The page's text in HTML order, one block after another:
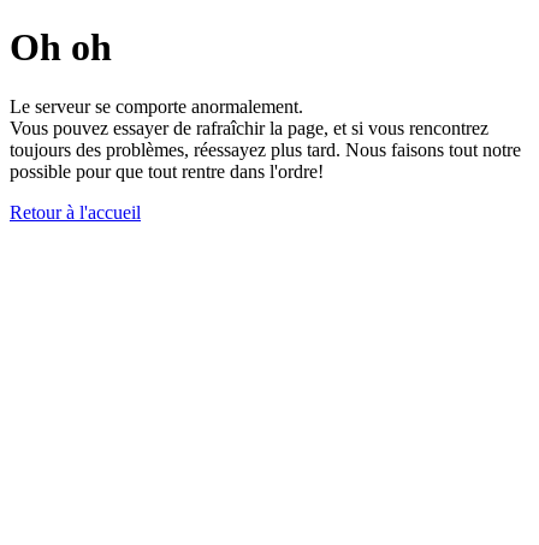
Oh oh
Le serveur se comporte anormalement.
Vous pouvez essayer de rafraîchir la page, et si vous rencontrez
toujours des problèmes, réessayez plus tard. Nous faisons tout notre
possible pour que tout rentre dans l'ordre!
Retour à l'accueil